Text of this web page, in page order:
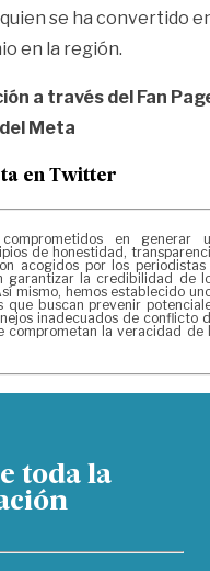
se ha convertido
en la región.
a través del Fan
Meta
en Twitter
comprometidos en generar
de honestidad,
acogidos por los periodistas
garantizar la credibilidad de
mismo, hemos establecido
que buscan prevenir
inadecuados de conflicto
comprometan la veracidad de
toda la